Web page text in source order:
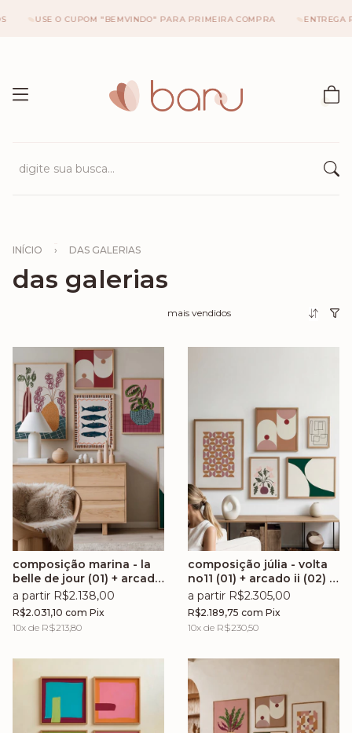
USE O CUPOM "BEMVINDO" PARA PRIMEIRA COMPRA ENTREGA
INÍCIO › DAS GALERIAS
das galerias
composição marina - la
belle de jour (01) + arcado
i (02) + brasilidade no.5
(03) + brasilidade no.2
(04)
a partir R$2.138,00
R$2.031,10 com Pix
10x de R$213,80
composição júlia - volta
no11 (01) + arcado ii (02) +
entrelaço (03) + floralis
no.1 (04) + chiclete no.16
(05)
a partir R$2.305,00
R$2.189,75 com Pix
10x de R$230,50